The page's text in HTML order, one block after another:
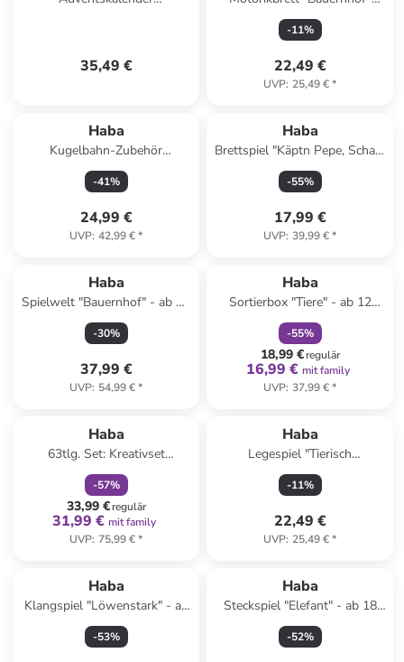
35,49 €
Welt" - ab 12 Monaten
-11%
22,49 €
UVP: 25,49 €*
Haba
Kugelbahn-Zubehör
"Schnellzug" - ab 2 Jahren
-41%
24,99 €
UVP: 42,99 €*
Haba
Brettspiel "Käptn Pepe, Schatz
Ahoi!" - ab 6 Jahren
-55%
17,99 €
UVP: 39,99 €*
Haba
Spielwelt "Bauernhof" - ab 18
Monaten
-30%
37,99 €
UVP: 54,99 €*
Haba
Sortierbox "Tiere" - ab 12
Monaten
-55%
18,99 €regulär
16,99 € mit family
UVP: 37,99 €*
Haba
63tlg. Set: Kreativset
"Bambini" - ab 3 Jahren
-57%
33,99 €regulär
31,99 € mit family
UVP: 75,99 €*
Haba
Legespiel "Tierisch
quadratisch" - ab 2 Jahren
-11%
22,49 €
UVP: 25,49 €*
Haba
Klangspiel "Löwenstark" - ab
2 Jahren
-53%
Haba
Steckspiel "Elefant" - ab 18
Monaten
-52%